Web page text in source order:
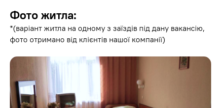
Фото житла:
*(варіант житла на одному з заїздів під дану вакансію,
фото отримано від клієнтів нашої компанії)